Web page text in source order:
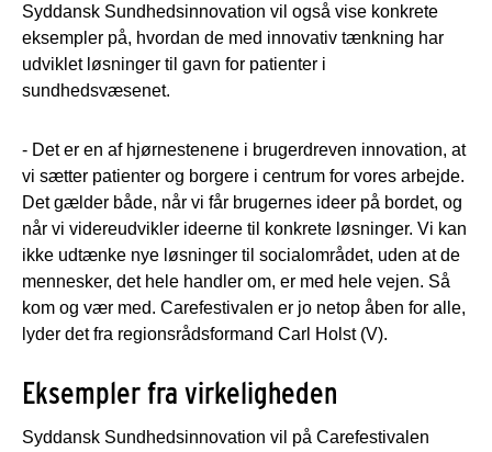
Syddansk Sundhedsinnovation vil også vise konkrete
eksempler på, hvordan de med innovativ tænkning har
udviklet løsninger til gavn for patienter i
sundhedsvæsenet.
- Det er en af hjørnestenene i brugerdreven innovation, at
vi sætter patienter og borgere i centrum for vores arbejde.
Det gælder både, når vi får brugernes ideer på bordet, og
når vi videreudvikler ideerne til konkrete løsninger. Vi kan
ikke udtænke nye løsninger til socialområdet, uden at de
mennesker, det hele handler om, er med hele vejen. Så
kom og vær med. Carefestivalen er jo netop åben for alle,
lyder det fra regionsrådsformand Carl Holst (V).
Eksempler fra virkeligheden
Syddansk Sundhedsinnovation vil på Carefestivalen